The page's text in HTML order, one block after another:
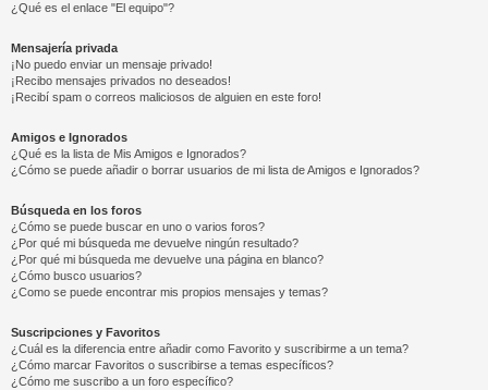
¿Qué es el enlace "El equipo"?
Mensajería privada
¡No puedo enviar un mensaje privado!
¡Recibo mensajes privados no deseados!
¡Recibí spam o correos maliciosos de alguien en este foro!
Amigos e Ignorados
¿Qué es la lista de Mis Amigos e Ignorados?
¿Cómo se puede añadir o borrar usuarios de mi lista de Amigos e Ignorados?
Búsqueda en los foros
¿Cómo se puede buscar en uno o varios foros?
¿Por qué mi búsqueda me devuelve ningún resultado?
¿Por qué mi búsqueda me devuelve una página en blanco?
¿Cómo busco usuarios?
¿Como se puede encontrar mis propios mensajes y temas?
Suscripciones y Favoritos
¿Cuál es la diferencia entre añadir como Favorito y suscribirme a un tema?
¿Cómo marcar Favoritos o suscribirse a temas específicos?
¿Cómo me suscribo a un foro específico?